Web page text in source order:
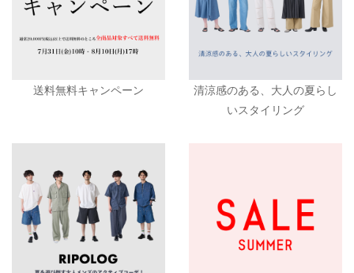
送料無料キャンペーン
清涼感のある、大人の夏らし
いスタイリング